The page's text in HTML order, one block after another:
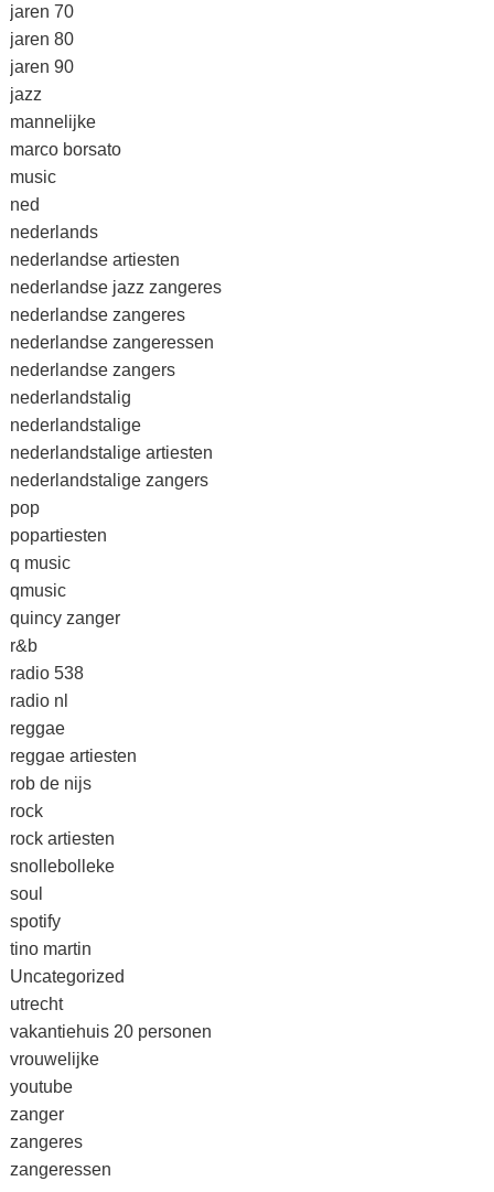
jaren 70
jaren 80
jaren 90
jazz
mannelijke
marco borsato
music
ned
nederlands
nederlandse artiesten
nederlandse jazz zangeres
nederlandse zangeres
nederlandse zangeressen
nederlandse zangers
nederlandstalig
nederlandstalige
nederlandstalige artiesten
nederlandstalige zangers
pop
popartiesten
q music
qmusic
quincy zanger
r&b
radio 538
radio nl
reggae
reggae artiesten
rob de nijs
rock
rock artiesten
snollebolleke
soul
spotify
tino martin
Uncategorized
utrecht
vakantiehuis 20 personen
vrouwelijke
youtube
zanger
zangeres
zangeressen